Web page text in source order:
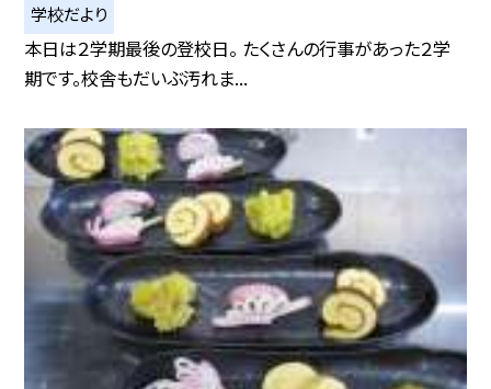
学校だより
本日は２学期最後の登校日。 たくさんの行事があった２学
期です。校舎もだいぶ汚れま...